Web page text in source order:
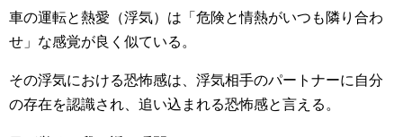
車の運転と熱愛（浮気）は「危険と情熱がいつも隣り合わ
せ」な感覚が良く似ている。
その浮気における恐怖感は、浮気相手のパートナーに自分
の存在を認識され、追い込まれる恐怖感と言える。